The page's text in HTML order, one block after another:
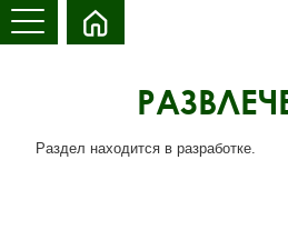
Раздел находится в разработке.